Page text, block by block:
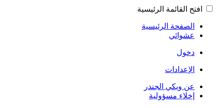
افتح القائمة الرئيسية
الصفحة الرئيسية
عشوائي
دخول
الإعدادات
عن ويكي الجندر
إخلاء مسؤولية